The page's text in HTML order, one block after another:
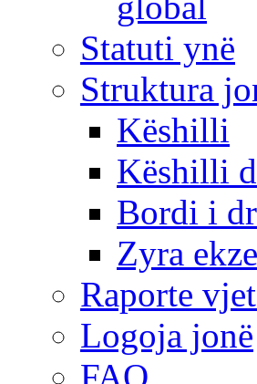
Statuti ynë
Struktura
Këshilli
Këshilli
Bordi i
Zyra
Raporte
Logoja jonë
FAQ